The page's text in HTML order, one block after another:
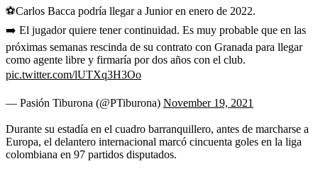
⚽Carlos Bacca podría llegar a Junior en enero de 2022.
➡️ El jugador quiere tener continuidad. Es muy probable que en las
próximas semanas rescinda de su contrato con Granada para llegar
como agente libre y firmaría por dos años con el club.
pic.twitter.com/lUTXq3H3Oo
— Pasión Tiburona (@PTiburona) November 19, 2021
Durante su estadía en el cuadro barranquillero, antes de marcharse a
Europa, el delantero internacional marcó cincuenta goles en la liga
colombiana en 97 partidos disputados.